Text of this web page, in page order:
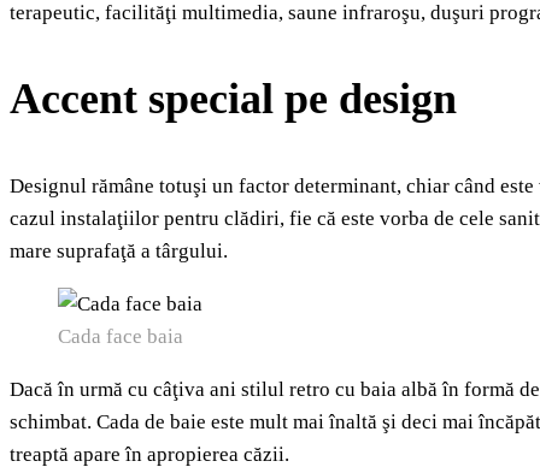
terapeutic, facilităţi multimedia, saune infraroşu, duşuri
Accent special pe design
Designul rămâne totuşi un factor determinant, chiar când
cazul instalaţiilor pentru clădiri, fie că este vorba de cele
mare suprafaţă a târgului.
Cada face baia
Dacă în urmă cu câţiva ani stilul retro cu baia albă în formă
schimbat. Cada de baie este mult mai înaltă şi deci mai
treaptă apare în apropierea căzii.